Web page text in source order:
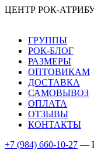
ЦЕНТР РОК-
ГРУППЫ
РОК-БЛОГ
РАЗМЕРЫ
ОПТОВИКАМ
ДОСТАВКА
САМОВЫВОЗ
ОПЛАТА
ОТЗЫВЫ
КОНТАКТЫ
+7 (984) 660-10-27 —